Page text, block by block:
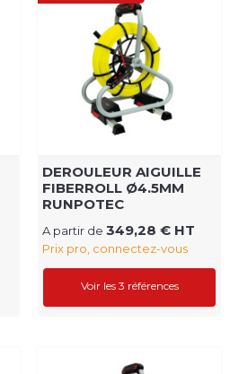
DEROULEUR AIGUILLE
FIBERROLL Ø4.5MM
RUNPOTEC
A partir de 349,28 € HT
Prix pro, connectez-vous
Voir les 3 références